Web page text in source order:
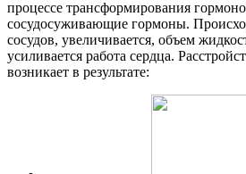
процессе трансформирования
сосудосуживающие гормоны.
сосудов, увеличивается, объем
усиливается работа сердца.
возникает в результате: